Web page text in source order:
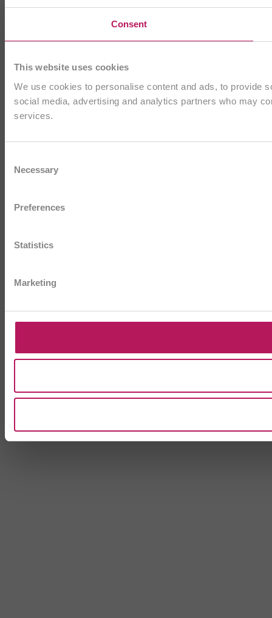
Consent
This website uses cookies
We use cookies to personalise content and ads, to provide
social media, advertising and analytics partners who may
services.
Selection
Necessary
Preferences
Statistics
Marketing